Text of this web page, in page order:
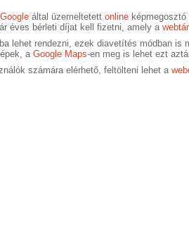
Google által üzemeltetettonline
éves bérleti díjat kell fizetni, amely a
lehet rendezni, ezek diavetítés módban
aGoogle Maps-en meg is lehet ezt
számára elérhető, feltölteni lehet a